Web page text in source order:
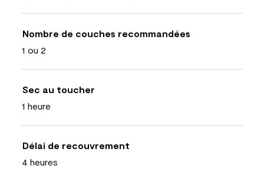
Nombre de couches recommandées
1 ou 2
Sec au toucher
1 heure
Délai de recouvrement
4 heures